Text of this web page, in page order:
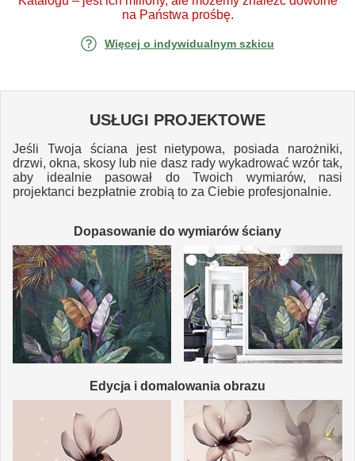
na Państwa prośbę.
Więcej o indywidualnym szkicu
USŁUGI PROJEKTOWE
Jeśli Twoja ściana jest nietypowa, posiada narożniki,
drzwi, okna, skosy lub nie dasz rady wykadrować wzór tak,
aby idealnie pasował do Twoich wymiarów, nasi
projektanci bezpłatnie zrobią to za Ciebie profesjonalnie.
Dopasowanie do wymiarów ściany
Edycja i domalowania obrazu